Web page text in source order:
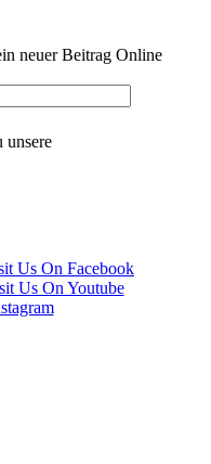
neuer Beitrag Online
unsere